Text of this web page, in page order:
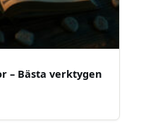
– Bästa verktygen